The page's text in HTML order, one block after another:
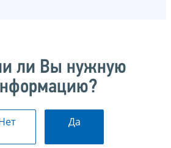
ли Вы нужную
Да